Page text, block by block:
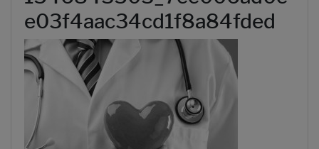
e03f4aac34cd1f8a84fded